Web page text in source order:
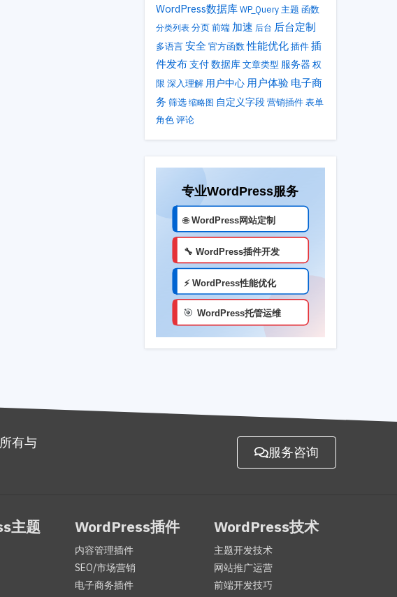
WordPress数据库 WP_Query 主题 函数
分类列表 分页 前端 加速 后台 后台定制
多语言 安全 官方函数性能优化 插件 插
件发布支付数据库 文章类型 服务器 权
限 深入理解 用户中心 用户体验 电子商
务 筛选 缩略图 自定义字段 营销插件 表单
角色 评论
有与
服务咨询
主题 WordPress插件
内容管理插件
SEO/市场营销
电子商务插件
WordPress技术
主题开发技术
网站推广运营
前端开发技巧